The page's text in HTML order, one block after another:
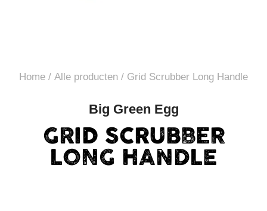
Home / Alle producten / Grid Scrubber Long Handle
Big Green Egg
GRID SCRUBBER
LONG HANDLE